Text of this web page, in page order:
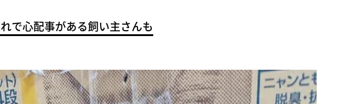
で心配事がある飼い主さんも